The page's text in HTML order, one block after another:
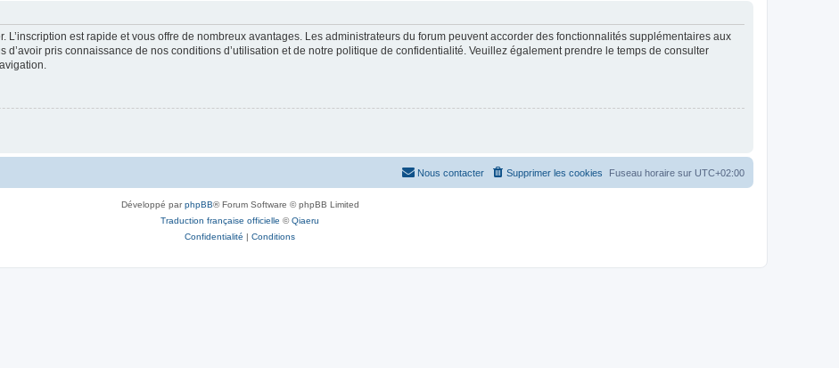
L’inscription est rapide et vous offre de nombreux avantages. Les administrateurs du forum peuvent accorder des fonctionnalités supplémentaires aux
d’avoir pris connaissance de nos conditions d’utilisation et de notre politique de confidentialité. Veuillez également prendre le temps de consulter
Fuseau horaire sur UTC+02:00
Supprimer les cookies
Nous contacter
Développé parphpBB® Forum Software © phpBB Limited
Traduction française officielle ©Qiaeru
Confidentialité | Conditions